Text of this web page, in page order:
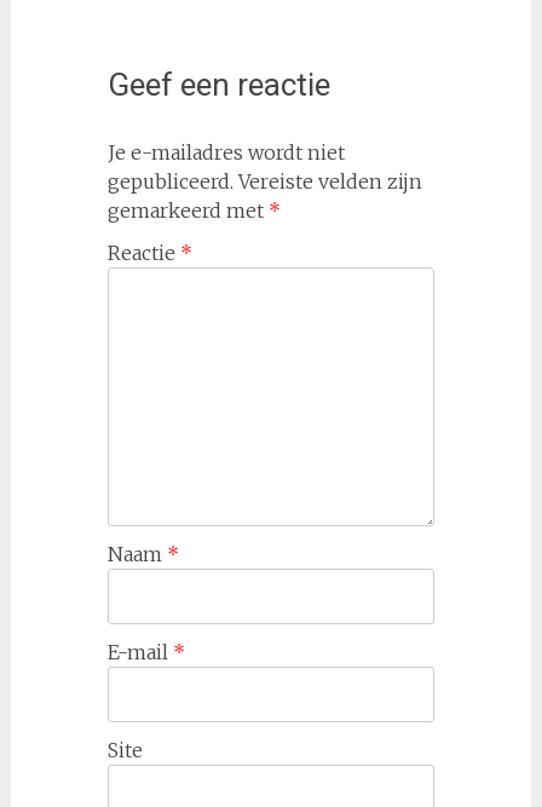
Geef een reactie
Je e-mailadres wordt niet
gepubliceerd. Vereiste velden zijn
gemarkeerd met *
Reactie *
Naam *
E-mail *
Site